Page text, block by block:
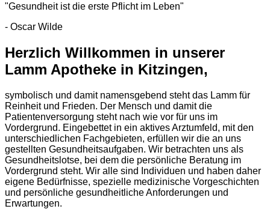
"Gesundheit ist die erste Pflicht im Leben"
- Oscar Wilde
Herzlich Willkommen in unserer
Lamm Apotheke in Kitzingen,
symbolisch und damit namensgebend steht das Lamm für
Reinheit und Frieden. Der Mensch und damit die
Patientenversorgung steht nach wie vor für uns im
Vordergrund. Eingebettet in ein aktives Arztumfeld, mit den
unterschiedlichen Fachgebieten, erfüllen wir die an uns
gestellten Gesundheitsaufgaben. Wir betrachten uns als
Gesundheitslotse, bei dem die persönliche Beratung im
Vordergrund steht. Wir alle sind Individuen und haben daher
eigene Bedürfnisse, spezielle medizinische Vorgeschichten
und persönliche gesundheitliche Anforderungen und
Erwartungen.